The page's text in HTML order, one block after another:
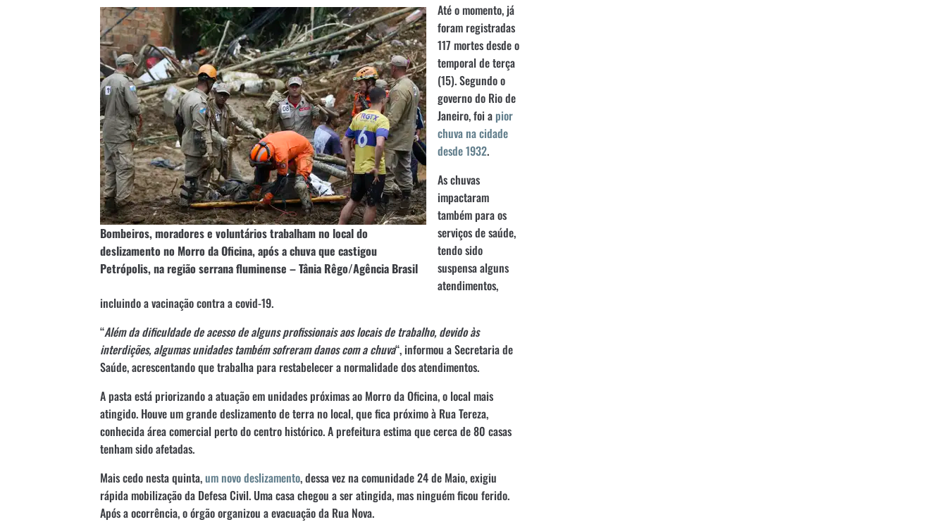
Bombeiros, moradores e voluntários trabalham no local do
deslizamento no Morro da Oficina, após a chuva que castigou
Petrópolis, na região serrana fluminense – Tânia Rêgo/Agência Brasil
Até o momento, já
foram registradas
117 mortes desde o
temporal de terça
(15). Segundo o
governo do Rio de
Janeiro, foi apior
chuva na cidade
desde 1932.
As chuvas
impactaram
também para os
serviços de saúde,
tendo sido
suspensa alguns
atendimentos,
incluindo a vacinação contra a covid-19.
“Além da dificuldade de acesso de alguns profissionais aos locais de trabalho, devido às
interdições, algumas unidades também sofreram danos com a chuva“, informou a Secretaria de
Saúde, acrescentando que trabalha para restabelecer a normalidade dos atendimentos.
A pasta está priorizando a atuação em unidades próximas ao Morro da Oficina, o local mais
atingido. Houve um grande deslizamento de terra no local, que fica próximo à Rua Tereza,
conhecida área comercial perto do centro histórico. A prefeitura estima que cerca de 80 casas
tenham sido afetadas.
Mais cedo nesta quinta,um novo deslizamento, dessa vez na comunidade 24 de Maio, exigiu
rápida mobilização da Defesa Civil. Uma casa chegou a ser atingida, mas ninguém ficou ferido.
Após a ocorrência, o órgão organizou a evacuação da Rua Nova.